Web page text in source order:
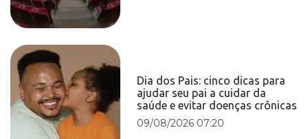
Dia dos Pais: cinco dicas para
ajudar seu pai a cuidar da
saúde e evitar doenças crônicas
09/08/2026 07:20